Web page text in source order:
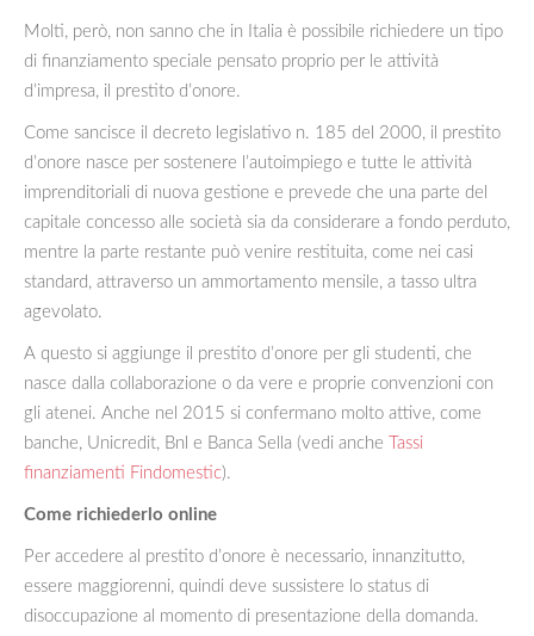
Molti, però, non sanno che in Italia è possibile richiedere un tipo
di finanziamento speciale pensato proprio per le attività
d’impresa, il prestito d’onore.
Come sancisce il decreto legislativo n. 185 del 2000, il prestito
d’onore nasce per sostenere l’autoimpiego e tutte le attività
imprenditoriali di nuova gestione e prevede che una parte del
capitale concesso alle società sia da considerare a fondo perduto,
mentre la parte restante può venire restituita, come nei casi
standard, attraverso un ammortamento mensile, a tasso ultra
agevolato.
A questo si aggiunge il prestito d’onore per gli studenti, che
nasce dalla collaborazione o da vere e proprie convenzioni con
gli atenei. Anche nel 2015 si confermano molto attive, come
banche, Unicredit, Bnl e Banca Sella (vedi anche
Tassi
finanziamenti Findomestic).
Come richiederlo online
Per accedere al prestito d’onore è necessario, innanzitutto,
essere maggiorenni, quindi deve sussistere lo status di
disoccupazione al momento di presentazione della domanda.